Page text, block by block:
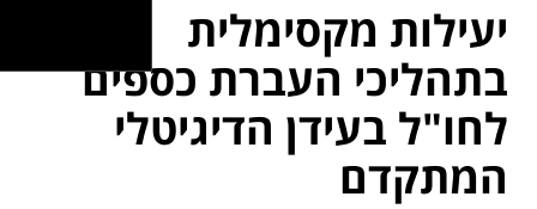
יעילות מקסימלית
בתהליכי העברת כספים
לחו"ל בעידן הדיגיטלי
המתקדם